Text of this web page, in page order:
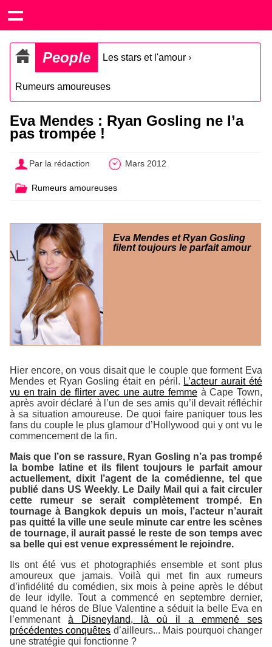
People Les stars et l'amour ›
Rumeurs amoureuses
Eva Mendes : Ryan Gosling ne l’a
pas trompée !
Par la rédaction Mars 2012
Rumeurs amoureuses
Eva Mendes et Ryan Gosling
filent toujours le parfait amour
Hier encore, on vous disait que le couple que forment Eva
Mendes et Ryan Gosling était en péril. L’acteur aurait été
vu en train de flirter avec une autre femme à Cape Town,
après avoir déclaré à l’un de ses amis qu’il devait réfléchir
à sa situation amoureuse. De quoi faire paniquer tous les
fans du couple le plus glamour d’Hollywood qui y ont vu le
commencement de la fin.
Mais que l’on se rassure, Ryan Gosling n’a pas trompé
la bombe latine et ils filent toujours le parfait amour
actuellement, dixit l’agent de la comédienne, tel que
publié dans US Weekly. Le Daily Mail qui a fait circuler
cette rumeur se serait complètement trompé. En
tournage à Bangkok depuis un mois, l’acteur n’aurait
pas quitté la ville une seule minute car entre les scènes
de tournage, il aurait passé le reste de son temps avec
sa belle qui est venue expressément le rejoindre.
Ils ont été vus et photographiés ensemble et sont plus
amoureux que jamais. Voilà qui met fin aux rumeurs
d’infidélité du comédien, six mois à peine après le début
de leur idylle. Tout a commencé en septembre dernier,
quand le héros de Blue Valentinea séduit la belle Eva en
l’emmenant à Disneyland, là où il a emmené ses
précédentes conquêtes d’ailleurs... Mais pourquoi changer
une stratégie qui fonctionne ?